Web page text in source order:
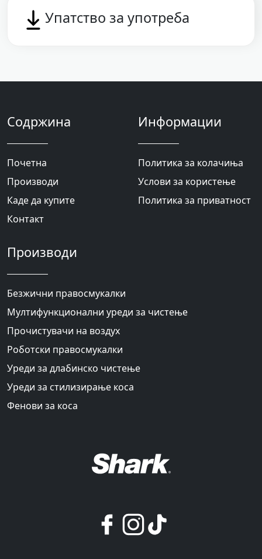
Упатство за употреба
Содржина
Почетна
Производи
Каде да купите
Контакт
Информации
Политика за колачиња
Услови за користење
Политика за приватност
Производи
Безжични правосмукалки
Мултифункционални уреди за чистење
Прочистувачи на воздух
Роботски правосмукалки
Уреди за длабинско чистење
Уреди за стилизирање коса
Фенови за коса